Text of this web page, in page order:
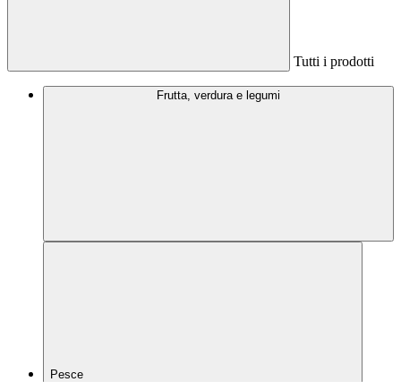
Tutti i prodotti
Frutta, verdura e legumi
Pesce